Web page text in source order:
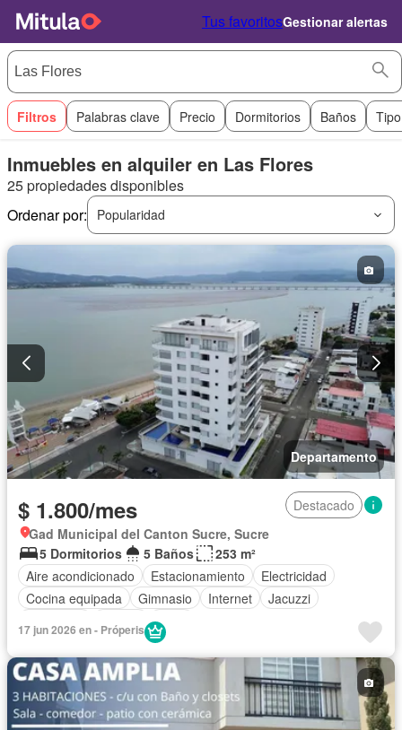
Tus favoritosGestionar alertas
Filtros Palabras clave Precio Dormitorios Baños
Inmuebles en alquiler en Las Flores
25 propiedades disponibles
Ordenar por:
Popularidad
Departamento
$ 1.800/mes
Destacado
Gad Municipal del Canton Sucre, Sucre
5 Dormitorios
5 Baños
253 m²
Aire acondicionado
Estacionamiento
Electricidad
Cocina equipada
Gimnasio Internet
Jacuzzi
Agua
17 jun 2026 en - Próperis